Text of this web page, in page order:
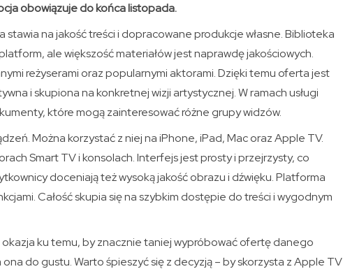
obowiązuje do końca listopada.
na jakość treści i dopracowane produkcje własne. Biblioteka
ale większość materiałów jest naprawdę jakościowych.
reżyserami oraz popularnymi aktorami. Dzięki temu oferta jest
i skupiona na konkretnej wizji artystycznej. W ramach usługi
które mogą zainteresować różne grupy widzów.
Można korzystać z niej na iPhone, iPad, Mac oraz Apple TV.
Smart TV i konsolach. Interfejs jest prosty i przejrzysty, co
doceniają też wysoką jakość obrazu i dźwięku. Platforma
Całość skupia się na szybkim dostępie do treści i wygodnym
ku temu, by znacznie taniej wypróbować ofertę danego
do gustu. Warto śpieszyć się z decyzją – by skorzysta z Apple TV